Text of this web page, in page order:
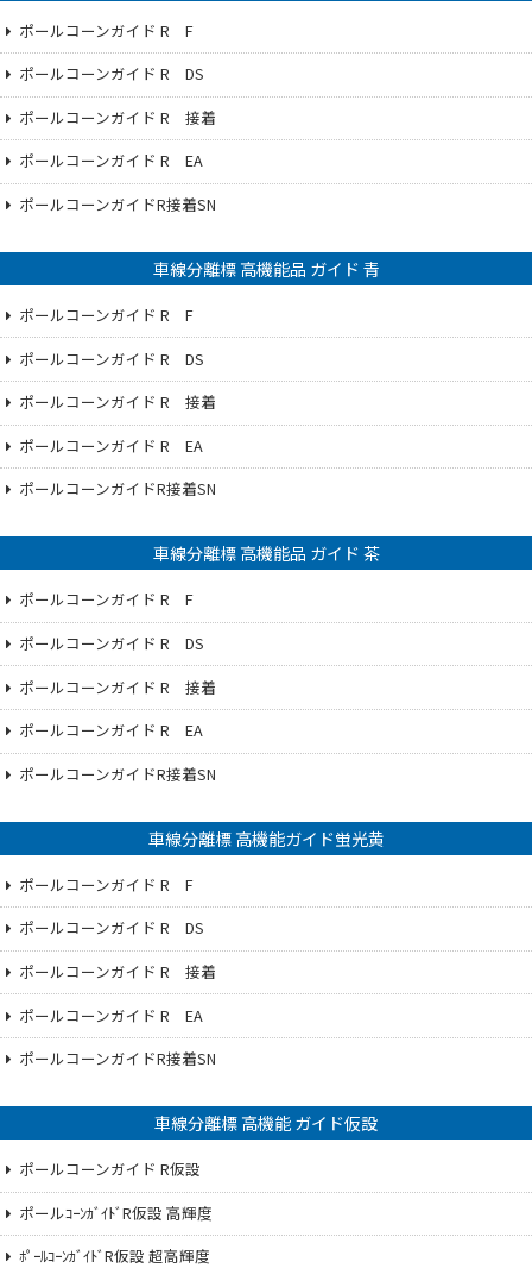
ポールコーンガイド R F
ポールコーンガイド R DS
ポールコーンガイド R 接着
ポールコーンガイド R EA
ポールコーンガイドR接着SN
車線分離標 高機能品 ガイド 青
ポールコーンガイド R F
ポールコーンガイド R DS
ポールコーンガイド R 接着
ポールコーンガイド R EA
ポールコーンガイドR接着SN
車線分離標 高機能品 ガイド 茶
ポールコーンガイド R F
ポールコーンガイド R DS
ポールコーンガイド R 接着
ポールコーンガイド R EA
ポールコーンガイドR接着SN
車線分離標 高機能ガイド蛍光黄
ポールコーンガイド R F
ポールコーンガイド R DS
ポールコーンガイド R 接着
ポールコーンガイド R EA
ポールコーンガイドR接着SN
車線分離標 高機能 ガイド仮設
ポールコーンガイド R仮設
ポールｺｰﾝｶﾞｲﾄﾞR仮設 高輝度
ﾎﾟｰﾙｺｰﾝｶﾞｲﾄﾞR仮設 超高輝度